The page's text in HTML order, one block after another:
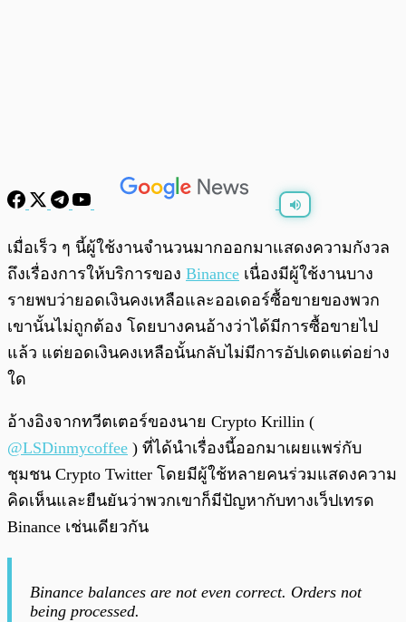
พร้อมเล่น 0:00
เมื่อเร็ว ๆ นี้ผู้ใช้งานจำนวนมากออกมาแสดงความกังวล
ถึงเรื่องการให้บริการของ Binance เนื่องมีผู้ใช้งานบาง
รายพบว่ายอดเงินคงเหลือและออเดอร์ซื้อขายของพวก
เขานั้นไม่ถูกต้อง โดยบางคนอ้างว่าได้มีการซื้อขายไป
แล้ว แต่ยอดเงินคงเหลือนั้นกลับไม่มีการอัปเดตแต่อย่าง
ใด
อ้างอิงจากทวีตเตอร์ของนาย Crypto Krillin (
@LSDinmycoffee ) ที่ได้นำเรื่องนี้ออกมาเผยแพร่กับ
ชุมชน Crypto Twitter โดยมีผู้ใช้หลายคนร่วมแสดงความ
คิดเห็นและยืนยันว่าพวกเขาก็มีปัญหากับทางเว็ปเทรด
Binance เช่นเดียวกัน
Binance balances are not even correct. Orders not
being processed.